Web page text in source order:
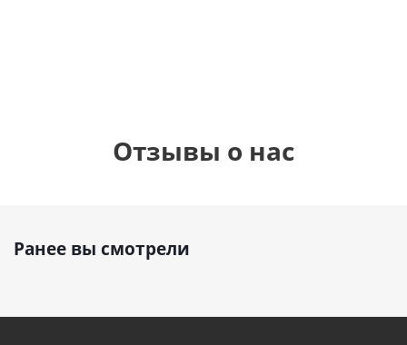
Отзывы о нас
Ранее вы смотрели